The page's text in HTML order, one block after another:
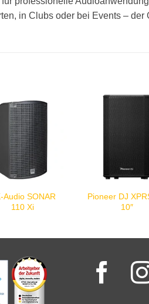
in Clubs oder bei Events –
Audio SONAR
110 Xi
Pioneer DJ
10″